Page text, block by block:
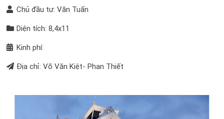
Chủ đầu tư: Văn Tuấn
Diện tích: 8,4x11
Kinh phí:
Địa chỉ: Võ Văn Kiệt- Phan Thiết